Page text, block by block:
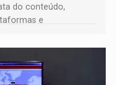
do conteúdo,
e